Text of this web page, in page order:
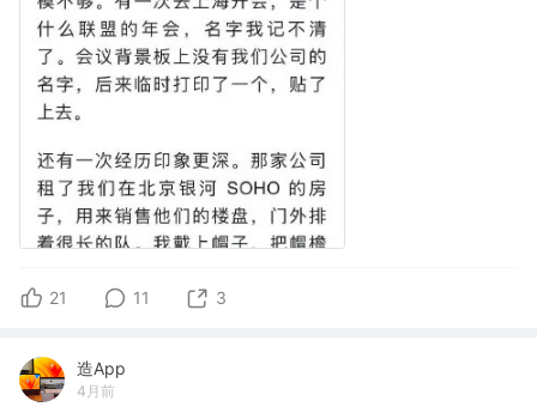
21 11 3
造App
4月前